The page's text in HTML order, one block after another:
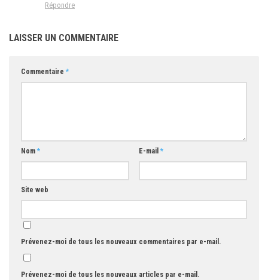
Répondre
LAISSER UN COMMENTAIRE
Commentaire *
Nom * E-mail *
Site web
Prévenez-moi de tous les nouveaux commentaires par e-mail.
Prévenez-moi de tous les nouveaux articles par e-mail.